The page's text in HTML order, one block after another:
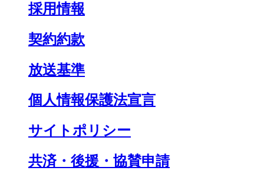
採用情報
契約約款
放送基準
個人情報保護法宣言
サイトポリシー
共済・後援・協賛申請